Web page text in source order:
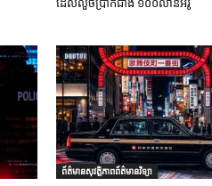
ដែលលួចប្រាក់ជាង ១០០លានអឺរ៉ូ
ព័ត៌មានសុវត្ថិភាពព័ត៌មានវិទ្យា